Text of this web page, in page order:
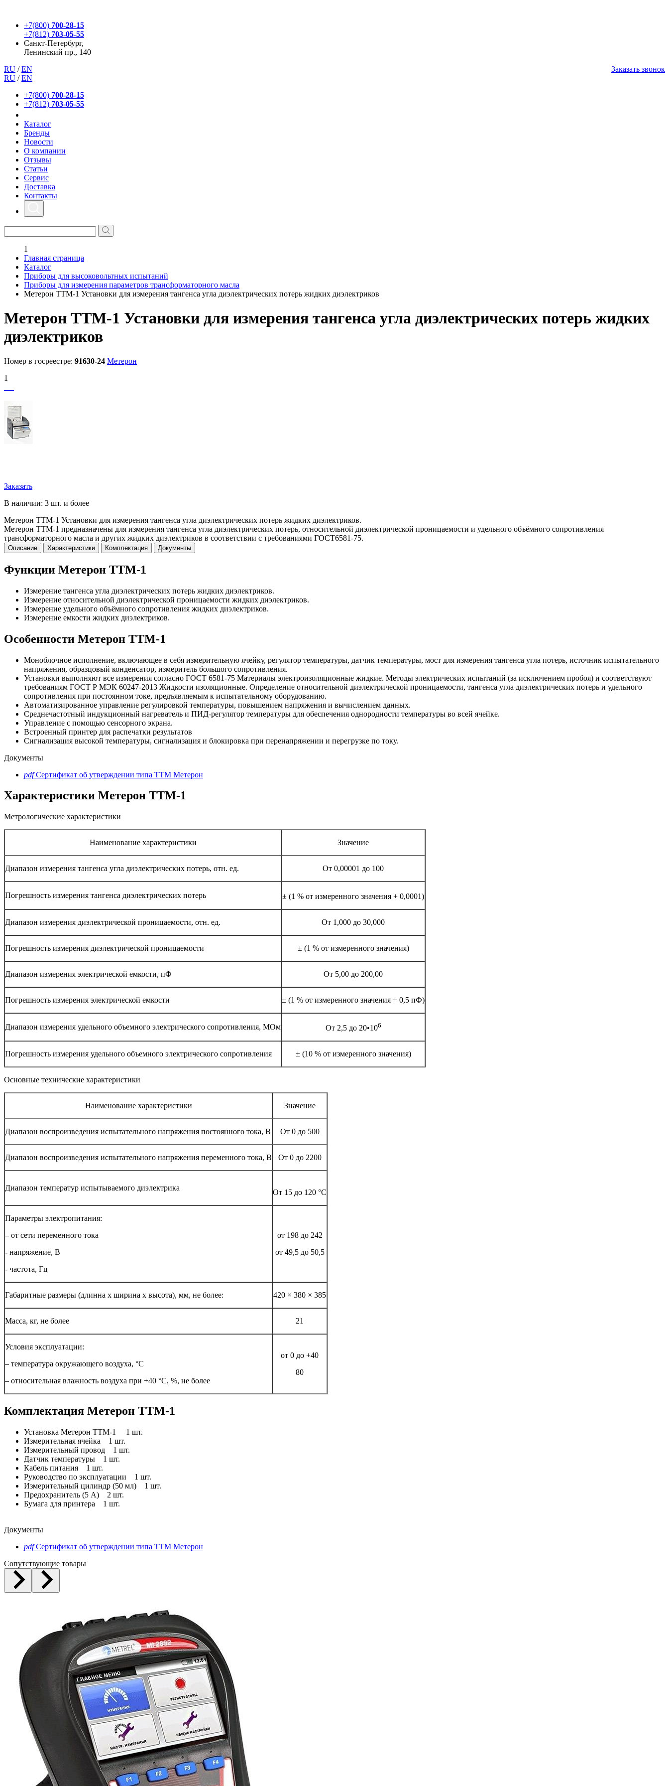
+7(800) 700-28-15
+7(812) 703-05-55
Санкт-Петербург,
Ленинский пр., 140
RU / EN
Заказать звонок
RU / EN
+7(800) 700-28-15
+7(812) 703-05-55
Каталог
Бренды
Новости
О компании
Отзывы
Статьи
Сервис
Доставка
Контакты
1
Главная страница
Каталог
Приборы для высоковольтных испытаний
Приборы для измерения параметров трансформаторного масла
Метерон ТТМ-1 Установки для измерения тангенса угла диэлектрических потерь жидких диэлектриков
Метерон ТТМ-1 Установки для измерения тангенса угла диэлектрических потерь жидких
диэлектриков
Номер в госреестре: 91630-24 Метерон
1
Заказать
В наличии: 3 шт. и более
Метерон ТТМ-1 Установки для измерения тангенса угла диэлектрических потерь жидких диэлектриков.
Метерон ТТМ-1 предназначены для измерения тангенса угла диэлектрических потерь, относительной диэлектрической проницаемости и удельного объёмного сопротивления
трансформаторного масла и других жидких диэлектриков в соответствии с требованиями ГОСТ6581-75.
Описание Характеристики Комплектация Документы
Функции Метерон ТТМ-1
Измерение тангенса угла диэлектрических потерь жидких диэлектриков.
Измерение относительной диэлектрической проницаемости жидких диэлектриков.
Измерение удельного объёмного сопротивления жидких диэлектриков.
Измерение емкости жидких диэлектриков.
Особенности Метерон ТТМ-1
Моноблочное исполнение, включающее в себя измерительную ячейку, регулятор температуры, датчик температуры, мост для измерения тангенса угла потерь, источник испытательного
напряжения, образцовый конденсатор, измеритель большого сопротивления.
Установки выполняют все измерения согласно ГОСТ 6581-75 Материалы электроизоляционные жидкие. Методы электрических испытаний (за исключением пробоя) и соответствуют
требованиям ГОСТ Р МЭК 60247-2013 Жидкости изоляционные. Определение относительной диэлектрической проницаемости, тангенса угла диэлектрических потерь и удельного
сопротивления при постоянном токе, предъявляемым к испытательному оборудованию.
Автоматизированное управление регулировкой температуры, повышением напряжения и вычислением данных.
Среднечастотный индукционный нагреватель и ПИД-регулятор температуры для обеспечения однородности температуры во всей ячейке.
Управление с помощью сенсорного экрана.
Встроенный принтер для распечатки результатов
Сигнализация высокой температуры, сигнализация и блокировка при перенапряжении и перегрузке по току.
Документы
pdfСертификат об утверждении типа ТТМ Метерон
Характеристики Метерон ТТМ-1
Метрологические характеристики
Наименование характеристики Значение
Диапазон измерения тангенса угла диэлектрических потерь, отн. ед. От 0,00001 до 100
Погрешность измерения тангенса диэлектрических потерь ± (1 % от измеренного значения + 0,0001)
Диапазон измерения диэлектрической проницаемости, отн. ед. От 1,000 до 30,000
Погрешность измерения диэлектрической проницаемости ± (1 % от измеренного значения)
Диапазон измерения электрической емкости, пФ От 5,00 до 200,00
Погрешность измерения электрической емкости ± (1 % от измеренного значения + 0,5 пФ)
Диапазон измерения удельного объемного электрического сопротивления, МОм От 2,5 до 20•106
Погрешность измерения удельного объемного электрического сопротивления ± (10 % от измеренного значения)
Основные технические характеристики
Наименование характеристики Значение
Диапазон воспроизведения испытательного напряжения постоянного тока, В От 0 до 500
Диапазон воспроизведения испытательного напряжения переменного тока, В От 0 до 2200
Диапазон температур испытываемого диэлектрика
От 15 до 120 °С
Параметры электропитания:
– от сети переменного тока
- напряжение, В
- частота, Гц
от 198 до 242
от 49,5 до 50,5
Габаритные размеры (длинна х ширина х высота), мм, не более: 420 × 380 × 385
Масса, кг, не более 21
Условия эксплуатации:
– температура окружающего воздуха, °С
– относительная влажность воздуха при +40 °C, %, не более
от 0 до +40
80
Комплектация Метерон ТТМ-1
Установка Метерон ТТМ-1 1 шт.
Измерительная ячейка 1 шт.
Измерительный провод 1 шт.
Датчик температуры 1 шт.
Кабель питания 1 шт.
Руководство по эксплуатации 1 шт.
Измерительный цилиндр (50 мл) 1 шт.
Предохранитель (5 A) 2 шт.
Бумага для принтера 1 шт.
Документы
pdf Сертификат об утверждении типа ТТМ Метерон
Сопутствующие товары